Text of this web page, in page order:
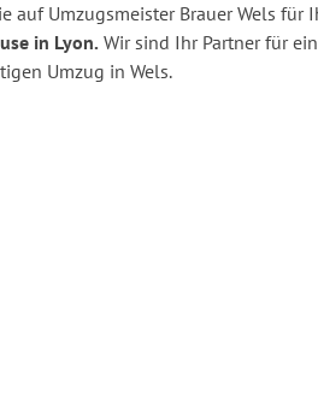
auf Umzugsmeister Brauer Wels für
in Lyon. Wir sind Ihr Partner für
Umzug in Wels.